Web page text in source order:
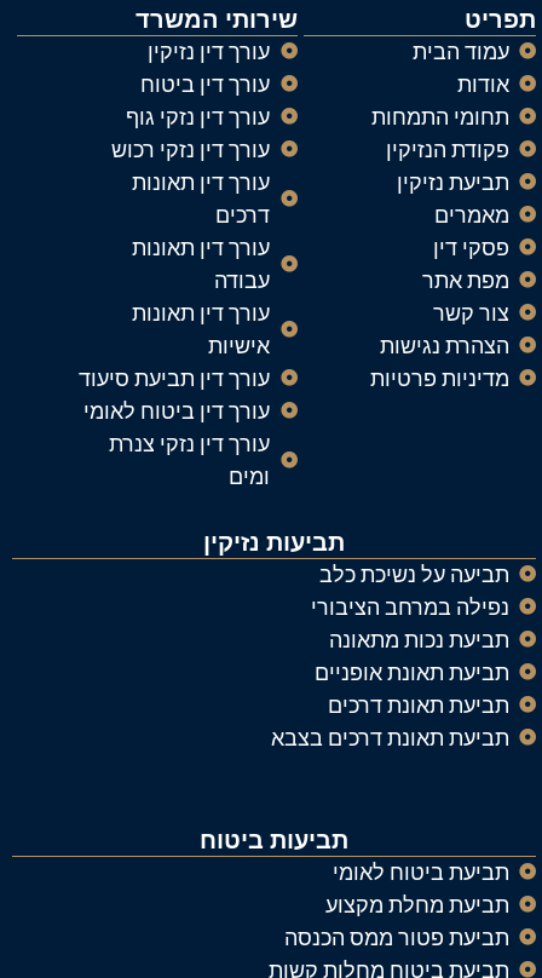
תפריט
עמוד הבית
אודות
תחומי התמחות
פקודת הנזיקין
תביעת נזיקין
מאמרים
פסקי דין
מפת אתר
צור קשר
הצהרת נגישות
מדיניות פרטיות
שירותי המשרד
עורך דין נזיקין
עורך דין ביטוח
עורך דין נזקי גוף
עורך דין נזקי רכוש
עורך דין תאונות
דרכים
עורך דין תאונות
עבודה
עורך דין תאונות
אישיות
עורך דין תביעת סיעוד
עורך דין ביטוח לאומי
עורך דין נזקי צנרת
ומים
תביעות נזיקין
תביעה על נשיכת כלב
נפילה במרחב הציבורי
תביעת נכות מתאונה
תביעת תאונת אופניים
תביעת תאונת דרכים
תביעת תאונת דרכים בצבא
תביעות ביטוח
תביעת ביטוח לאומי
תביעת מחלת מקצוע
תביעת פטור ממס הכנסה
תביעת ביטוח מחלות קשות